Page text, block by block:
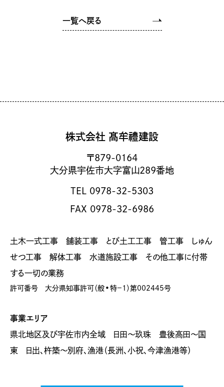
お問い合わせ
〒879-0164
大分県宇佐市大字富山289番地
TEL 0978-32-5303
Copyright Ⓒ Takamure Construction Co., Ltd. All rights reverved.
一覧へ戻る
株式会社 髙牟禮建設
〒879-0164
大分県宇佐市大字富山289番地
TEL 0978-32-5303
FAX 0978-32-6986
土木一式工事 舗装工事 とび土工工事 管工事 しゅん
せつ工事 解体工事 水道施設工事 その他工事に付帯
する一切の業務
許可番号 大分県知事許可（般•特−1）第002445号
事業エリア
県北地区及び宇佐市内全域 日田～玖珠 豊後高田〜国
東 日出、杵築〜別府、漁港（長洲、小祝、今津漁港等）